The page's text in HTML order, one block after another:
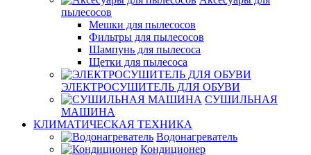
пылесосов
Мешки для пылесосов
Фильтры для пылесосов
Шампунь для пылесоса
Щетки для пылесоса
ЭЛЕКТРОСУШИТЕЛЬ ДЛЯ ОБУВИ
СУШИЛЬНАЯ
МАШИНА
КЛИМАТИЧЕСКАЯ ТЕХНИКА
Водонагреватель
Кондиционер